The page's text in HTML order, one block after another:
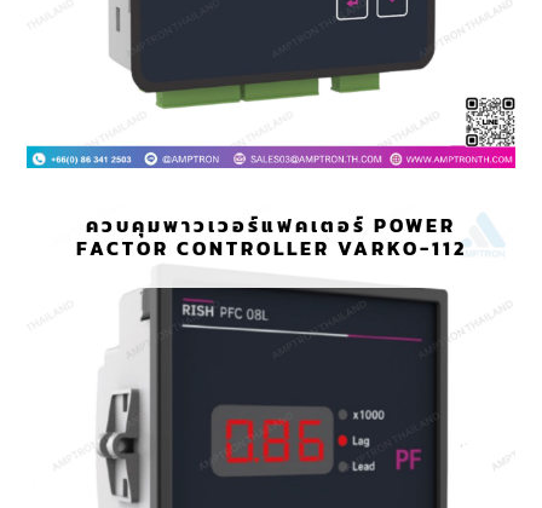
ควบคุมพาวเวอร์แฟคเตอร์ POWER
FACTOR CONTROLLER VARKO-112